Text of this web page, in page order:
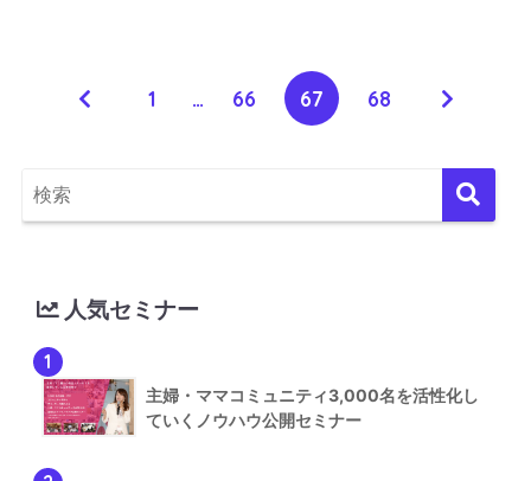
1 … 66 67 68
人気セミナー
1
主婦・ママコミュニティ3,000名を活性化し
ていくノウハウ公開セミナー